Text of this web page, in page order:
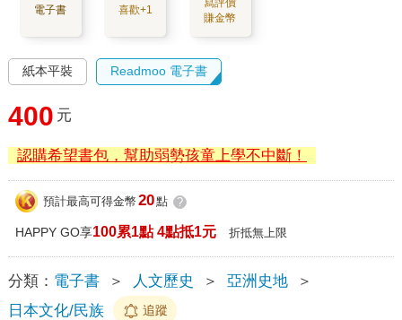
電子書 喜歡+1
賺金幣
紙本平裝 Readmoo 電子書
400 元
認購希望書包，幫助弱勢孩童上學不中斷！
預計最高可得金幣 20點 ?
HAPPY GO享100累1點 4點抵1元 折抵無上限
分類： 電子書 ＞ 人文歷史 ＞ 亞洲史地
＞
日本文化/民族
追蹤